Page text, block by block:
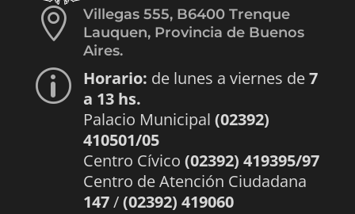

Villegas 555, B6400 Trenque
Lauquen, Provincia de Buenos
Aires.
p Horario: de lunes a viernes de7
a 13 hs.
Palacio Municipal (02392)
410501/05
Centro Cívico (02392) 419395/97
Centro de Atención Ciudadana
147/(02392) 419060